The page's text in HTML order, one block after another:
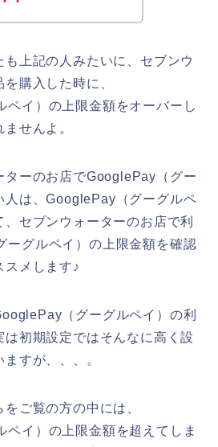
も上記の人みたいに、セブンウ
購入した時に、
ペイ）の上限金額をオーバーし
せんよ。
ターのお店でGooglePay（グー
人は、GooglePay（グーグルペ
セブンウォーターのお店で利
ーグルペイ）の上限金額を確認
スメします♪
（グーグルペイ）の利
は初期設定ではそんなに高く設
すが、、、。
ご覧の方の中には、
イ）の上限金額を超えてしま